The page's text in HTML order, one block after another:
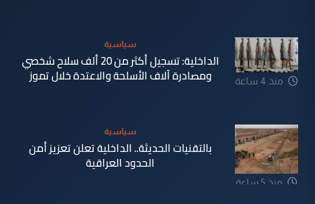
منذ 4 ساعة
سياسية
الداخلية: تسجيل أكثر من 20 ألف سلاح شخصي
ومصادرة آلاف الأسلحة والاعتدة خلال تموز
منذ 5 ساعة
سياسية
بالتقنيات الحديثة.. الداخلية تعلن تعزيز أمن
الحدود العراقية